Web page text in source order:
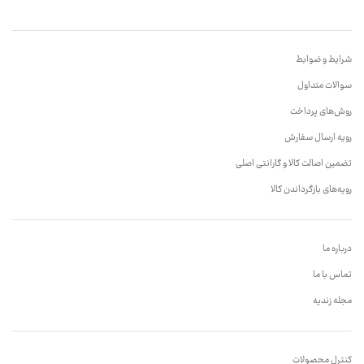
شرایط و ضوابط
سوالات متداول
روش‌های پرداخت
رویه ارسال سفارش
تضمین اصالت کالا و گارانتی اصلی
رویه‌های بازگرداندن کالا
درباره ما
تماس با ما
مجله زندیه
کنترل محصولات